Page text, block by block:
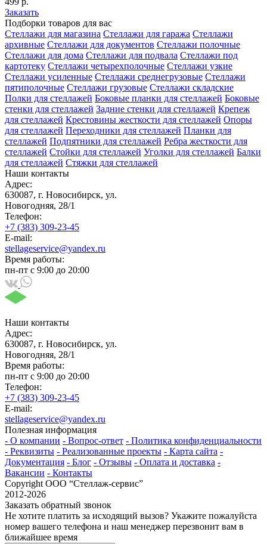
Заказать
Подборки товаров для вас
Стеллажи для магазина Стеллажи для гаража Стеллажи
архивные Стеллажи для документов Стеллажи полочные
Стеллажи для дома Стеллажи для подвала Стеллажи под
картотеку Стеллажи четырехполочные Стеллажи узкие
Стеллажи усиленные Стеллажи среднегрузовые Стеллажи
пятиполочные Стеллажи грузовые Стеллажи складские
Полки для стеллажей Боковые планки для стеллажей Боковые
стенки для стеллажей Задние стенки для стеллажей Крепеж
для стеллажей Крестовины жесткости для стеллажей Опоры
для стеллажей Переходники для стеллажей Планки для
стеллажей Подпятники для стеллажей Ребра жесткости для
стеллажей Стойки для стеллажей Уголки для стеллажей Балки
для стеллажей Стяжки для стеллажей
Наши контакты
Адрес:
630087, г. Новосибирск, ул.
Новогодняя, 28/1
Телефон:
+7 (383) 309-23-45
E-mail:
stellageservice@yandex.ru
Время работы:
пн-пт с 9:00 до 20:00
Наши контакты
Адрес:
630087, г. Новосибирск, ул.
Новогодняя, 28/1
Время работы:
пн-пт с 9:00 до 20:00
Телефон:
+7 (383) 309-23-45
E-mail:
stellageservice@yandex.ru
Полезная информация
- О компании - Вопрос-ответ - Политика конфиденциальности
- Реквизиты - Реализованные проекты - Карта сайта -
Документация - Блог - Отзывы - Оплата и доставка -
Вакансии - Контакты
Copyright ООО “Стeллаж-сервис”
2012-2026
Заказать обратный звонок
Не хотите платить за исходящий вызов? Укажите пожалуйста
номер вашего телефона и наш менеджер перезвонит вам в
ближайшее время